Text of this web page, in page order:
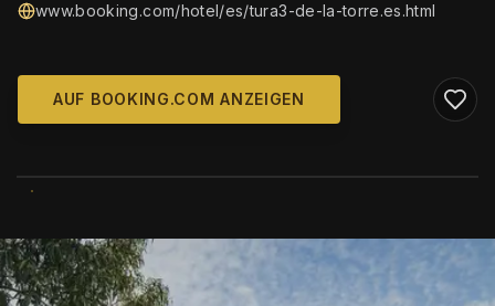
www.booking.com/hotel/es/tura3-de-la-torre.es.html
AUF BOOKING.COM ANZEIGEN